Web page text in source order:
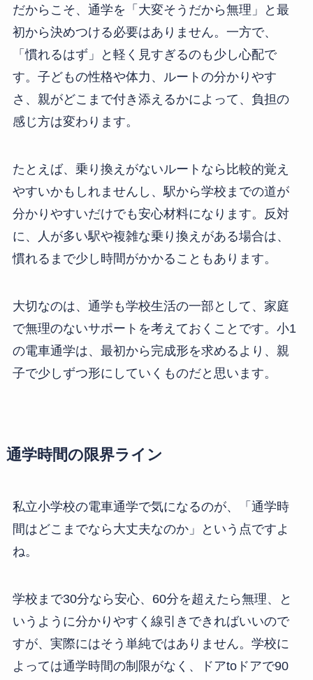
だからこそ、通学を「大変そうだから無理」と最
初から決めつける必要はありません。一方で、
「慣れるはず」と軽く見すぎるのも少し心配で
す。子どもの性格や体力、ルートの分かりやす
さ、親がどこまで付き添えるかによって、負担の
感じ方は変わります。
たとえば、乗り換えがないルートなら比較的覚え
やすいかもしれませんし、駅から学校までの道が
分かりやすいだけでも安心材料になります。反対
に、人が多い駅や複雑な乗り換えがある場合は、
慣れるまで少し時間がかかることもあります。
大切なのは、通学も学校生活の一部として、家庭
で無理のないサポートを考えておくことです。小1
の電車通学は、最初から完成形を求めるより、親
子で少しずつ形にしていくものだと思います。
通学時間の限界ライン
私立小学校の電車通学で気になるのが、「通学時
間はどこまでなら大丈夫なのか」という点ですよ
ね。
学校まで30分なら安心、60分を超えたら無理、と
いうように分かりやすく線引きできればいいので
すが、実際にはそう単純ではありません。学校に
よっては通学時間の制限がなく、ドアtoドアで90